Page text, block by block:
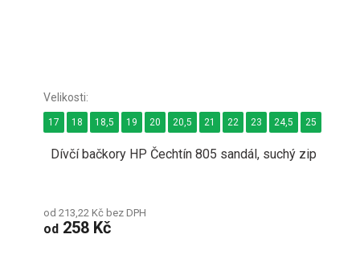
Dívčí bačkory HP Čechtín 805 sandál, suchý zip
od 213,22 Kč bez DPH
od 258 Kč
17 18 18,5 19 20 20,5 21 22 23 24,5 25